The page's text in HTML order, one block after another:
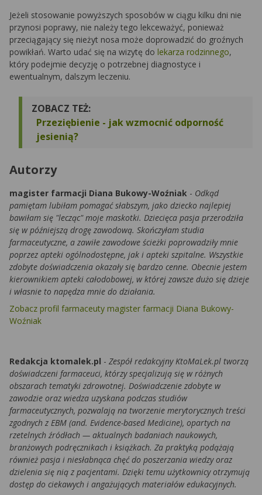
Jeżeli stosowanie powyższych sposobów w ciągu kilku dni nie
przynosi poprawy, nie należy tego lekceważyć, ponieważ
przeciągający się nieżyt nosa może doprowadzić do groźnych
powikłań. Warto udać się na wizytę do lekarza rodzinnego,
który podejmie decyzję o potrzebnej diagnostyce i
ewentualnym, dalszym leczeniu.
ZOBACZ TEŻ:
Przeziębienie - jak wzmocnić odporność
jesienią?
Autorzy
magister farmacji Diana Bukowy-Woźniak - Odkąd
pamiętam lubiłam pomagać słabszym, jako dziecko najlepiej
bawiłam się "lecząc" moje maskotki. Dziecięca pasja przerodziła
się w późniejszą drogę zawodową. Skończyłam studia
farmaceutyczne, a zawiłe zawodowe ścieżki poprowadziły mnie
poprzez apteki ogólnodostępne, jak i apteki szpitalne. Wszystkie
zdobyte doświadczenia okazały się bardzo cenne. Obecnie jestem
kierownikiem apteki całodobowej, w której zawsze dużo się dzieje
i własnie to napędza mnie do działania.
Zobacz profil farmaceuty magister farmacji Diana Bukowy-
Woźniak
Redakcja ktomalek.pl - Zespół redakcyjny KtoMaLek.pl tworzą
doświadczeni farmaceuci, którzy specjalizują się w różnych
obszarach tematyki zdrowotnej. Doświadczenie zdobyte w
zawodzie oraz wiedza uzyskana podczas studiów
farmaceutycznych, pozwalają na tworzenie merytorycznych treści
zgodnych z EBM (and. Evidence-based Medicine), opartych na
rzetelnych źródłach — aktualnych badaniach naukowych,
branżowych podręcznikach i książkach. Za praktyką podążają
również pasja i niesłabnąca chęć do poszerzania wiedzy oraz
dzielenia się nią z pacjentami. Dzięki temu użytkownicy otrzymują
dostęp do ciekawych i angażujących materiałów edukacyjnych.